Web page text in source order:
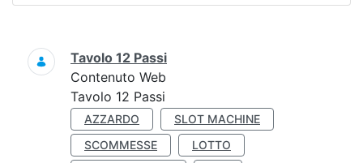
Ricerca
Tavolo 12 Passi
Contenuto Web
Tavolo 12 Passi
AZZARDO
SLOT MACHINE
SCOMMESSE
LOTTO